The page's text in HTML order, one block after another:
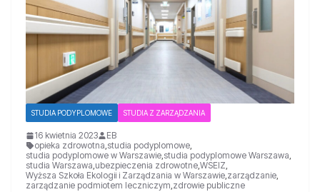
STUDIA PODYPLOMOWE STUDIA Z ZARZĄDZANIA
16 kwietnia 2023
EB
opieka zdrowotna,studia podyplomowe,
studia podyplomowe w Warszawie,studia podyplomowe Warszawa,
studia Warszawa,ubezpieczenia zdrowotne,WSEIZ,
Wyższa Szkoła Ekologii i Zarządzania w Warszawie,zarządzanie,
zarządzanie podmiotem leczniczym,zdrowie publiczne